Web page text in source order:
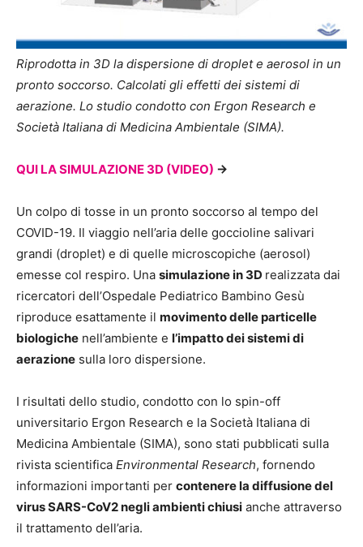
Riprodotta in 3D la dispersione di droplet e aerosol in un
pronto soccorso. Calcolati gli effetti dei sistemi di
aerazione. Lo studio condotto con Ergon Research e
Società Italiana di Medicina Ambientale (SIMA).
QUI LA SIMULAZIONE 3D (VIDEO) ->
Un colpo di tosse in un pronto soccorso al tempo del
COVID-19. Il viaggio nell’aria delle goccioline salivari
grandi (droplet) e di quelle microscopiche (aerosol)
emesse col respiro. Una simulazione in 3D realizzata dai
ricercatori dell’Ospedale Pediatrico Bambino Gesù
riproduce esattamente il movimento delle particelle
biologiche nell’ambiente e l’impatto dei sistemi di
aerazione sulla loro dispersione.
I risultati dello studio, condotto con lo spin-off
universitario Ergon Research e la Società Italiana di
Medicina Ambientale (SIMA), sono stati pubblicati sulla
rivista scientifica Environmental Research, fornendo
informazioni importanti per contenere la diffusione del
virus SARS-CoV2 negli ambienti chiusi anche attraverso
il trattamento dell’aria.